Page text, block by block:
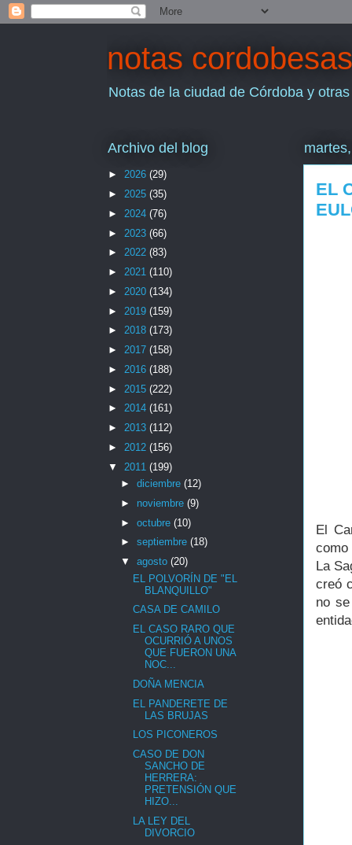
notas cordobesas
Notas de la ciudad de Córdoba y
EL
El
como
La
creó
no
Archivo del blog
► 2026 (29)
► 2025 (35)
► 2024 (76)
► 2023 (66)
► 2022 (83)
► 2021 (110)
► 2020 (134)
► 2019 (159)
► 2018 (173)
► 2017 (158)
► 2016 (188)
► 2015 (222)
► 2014 (161)
► 2013 (112)
► 2012 (156)
▼ 2011 (199)
► diciembre (12)
► noviembre (9)
► octubre (10)
► septiembre (18)
▼ agosto (20)
EL POLVORÍN DE "EL
BLANQUILLO"
CASA DE CAMILO
EL CASO RARO QUE
OCURRIÓ A UNOS
QUE FUERON UNA
NOC...
DOÑA MENCIA
EL PANDERETE DE
LAS BRUJAS
LOS PICONEROS
CASO DE DON
SANCHO DE
HERRERA:
PRETENSIÓN QUE
HIZO...
LA LEY DEL
DIVORCIO